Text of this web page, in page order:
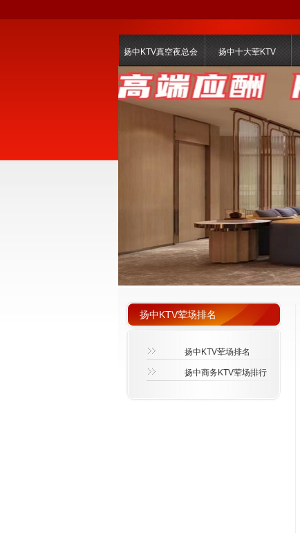
扬中KTV真空夜总会 扬中十大荤KTV
扬中KTV荤场排名
扬中KTV荤场排名
扬中商务KTV荤场排行